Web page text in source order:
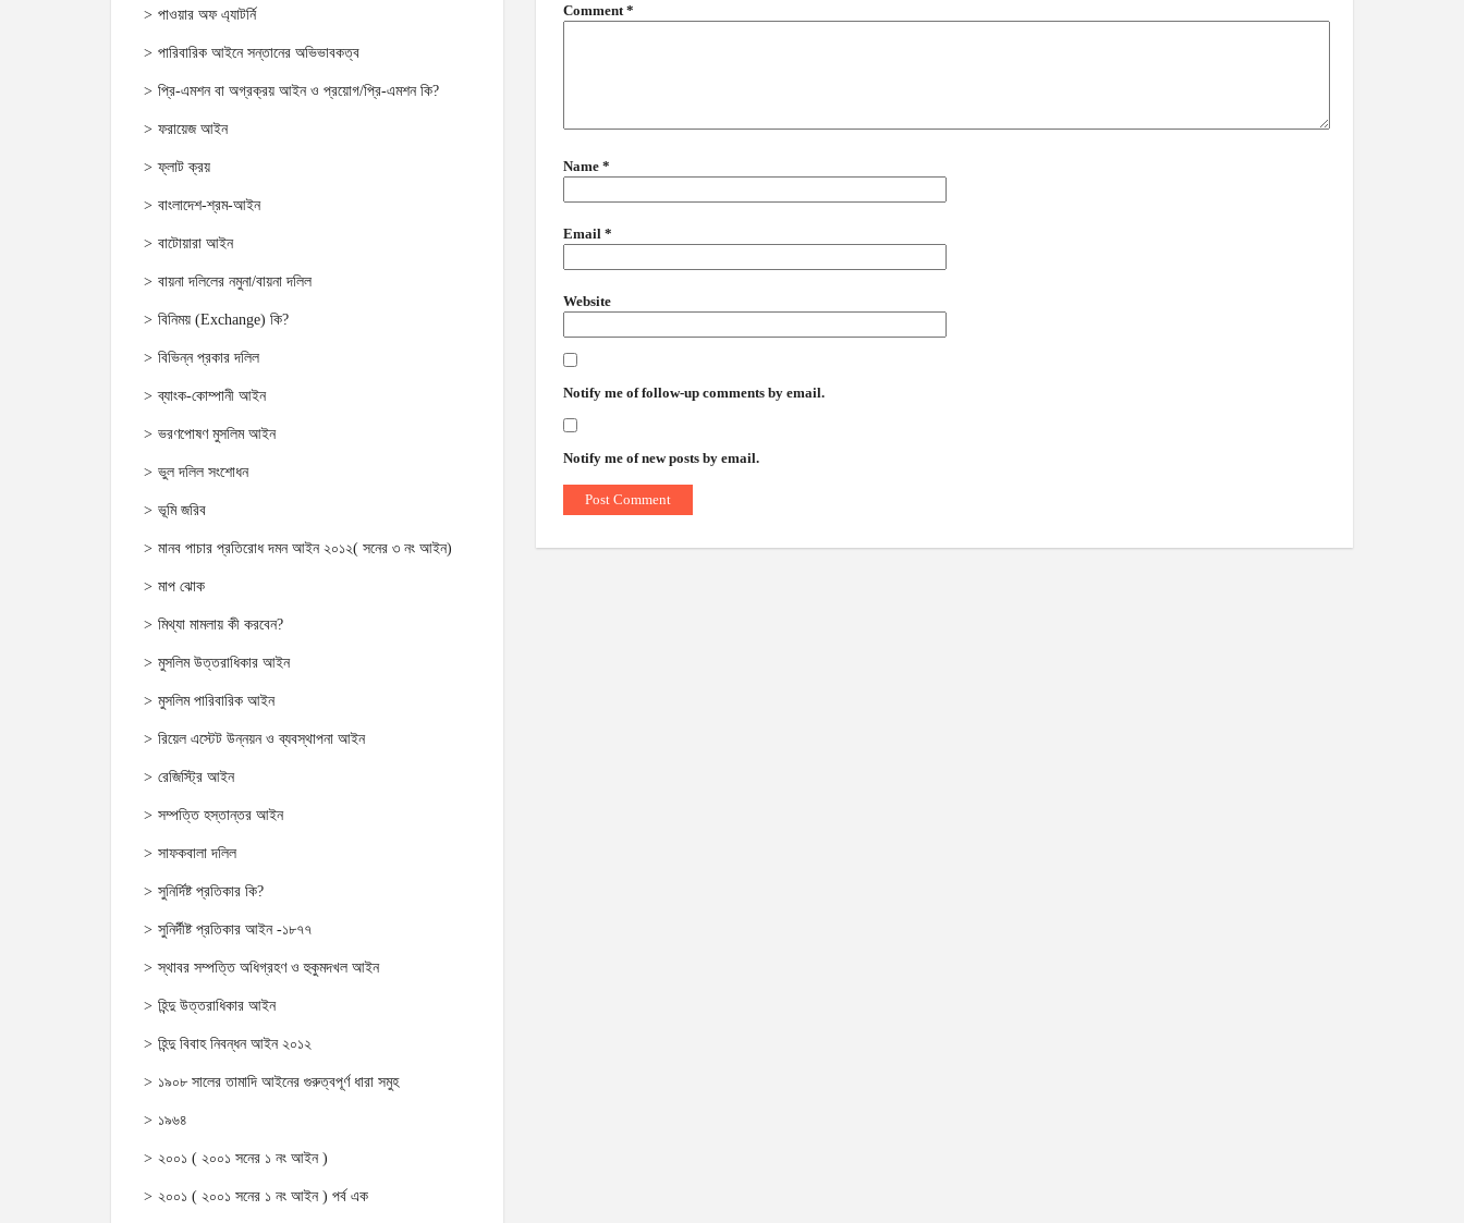
পাওয়ার অফ এ্যাটর্নি
পারিবারিক আইনে সন্তানের অভিভাবকত্ব
প্রি-এমশন বা অগ্রক্রয় আইন ও প্রয়োগ/প্রি-এমশন কি?
ফরায়েজ আইন
ফ্লাট ক্রয়
বাংলাদেশ-শ্রম-আইন
বাটোয়ারা আইন
বায়না দলিলের নমুনা/বায়না দলিল
বিনিময় (Exchange) কি?
বিভিন্ন প্রকার দলিল
ব্যাংক-কোম্পানী আইন
ভরণপোষণ মুসলিম আইন
ভুল দলিল সংশোধন
ভূমি জরিব
মানব পাচার প্রতিরোধ দমন আইন ২০১২( সনের ৩ নং আইন)
মাপ ঝোক
মিথ্যা মামলায় কী করবেন?
মুসলিম উত্তরাধিকার আইন
মুসলিম পারিবারিক আইন
রিয়েল এস্টেট উন্নয়ন ও ব্যবস্থাপনা আইন
রেজিস্ট্রি আইন
সম্পত্তি হস্তান্তর আইন
সাফকবালা দলিল
সুনির্দিষ্ট প্রতিকার কি?
সুনির্দীষ্ট প্রতিকার আইন -১৮৭৭
স্থাবর সম্পত্তি অধিগ্রহণ ও হুকুমদখল আইন
হিন্দু উত্তরাধিকার আইন
হিন্দু বিবাহ নিবন্ধন আইন ২০১২
১৯০৮ সালের তামাদি আইনের গুরুত্বপূর্ণ ধারা সমুহ
১৯৬৪
২০০১ ( ২০০১ সনের ১ নং আইন )
২০০১ ( ২০০১ সনের ১ নং আইন ) পর্ব এক
Comment *
Name *
Email *
Website
Notify me of follow-up comments by email.
Notify me of new posts by email.